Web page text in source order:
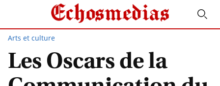
Arts et culture
Les Oscars de la